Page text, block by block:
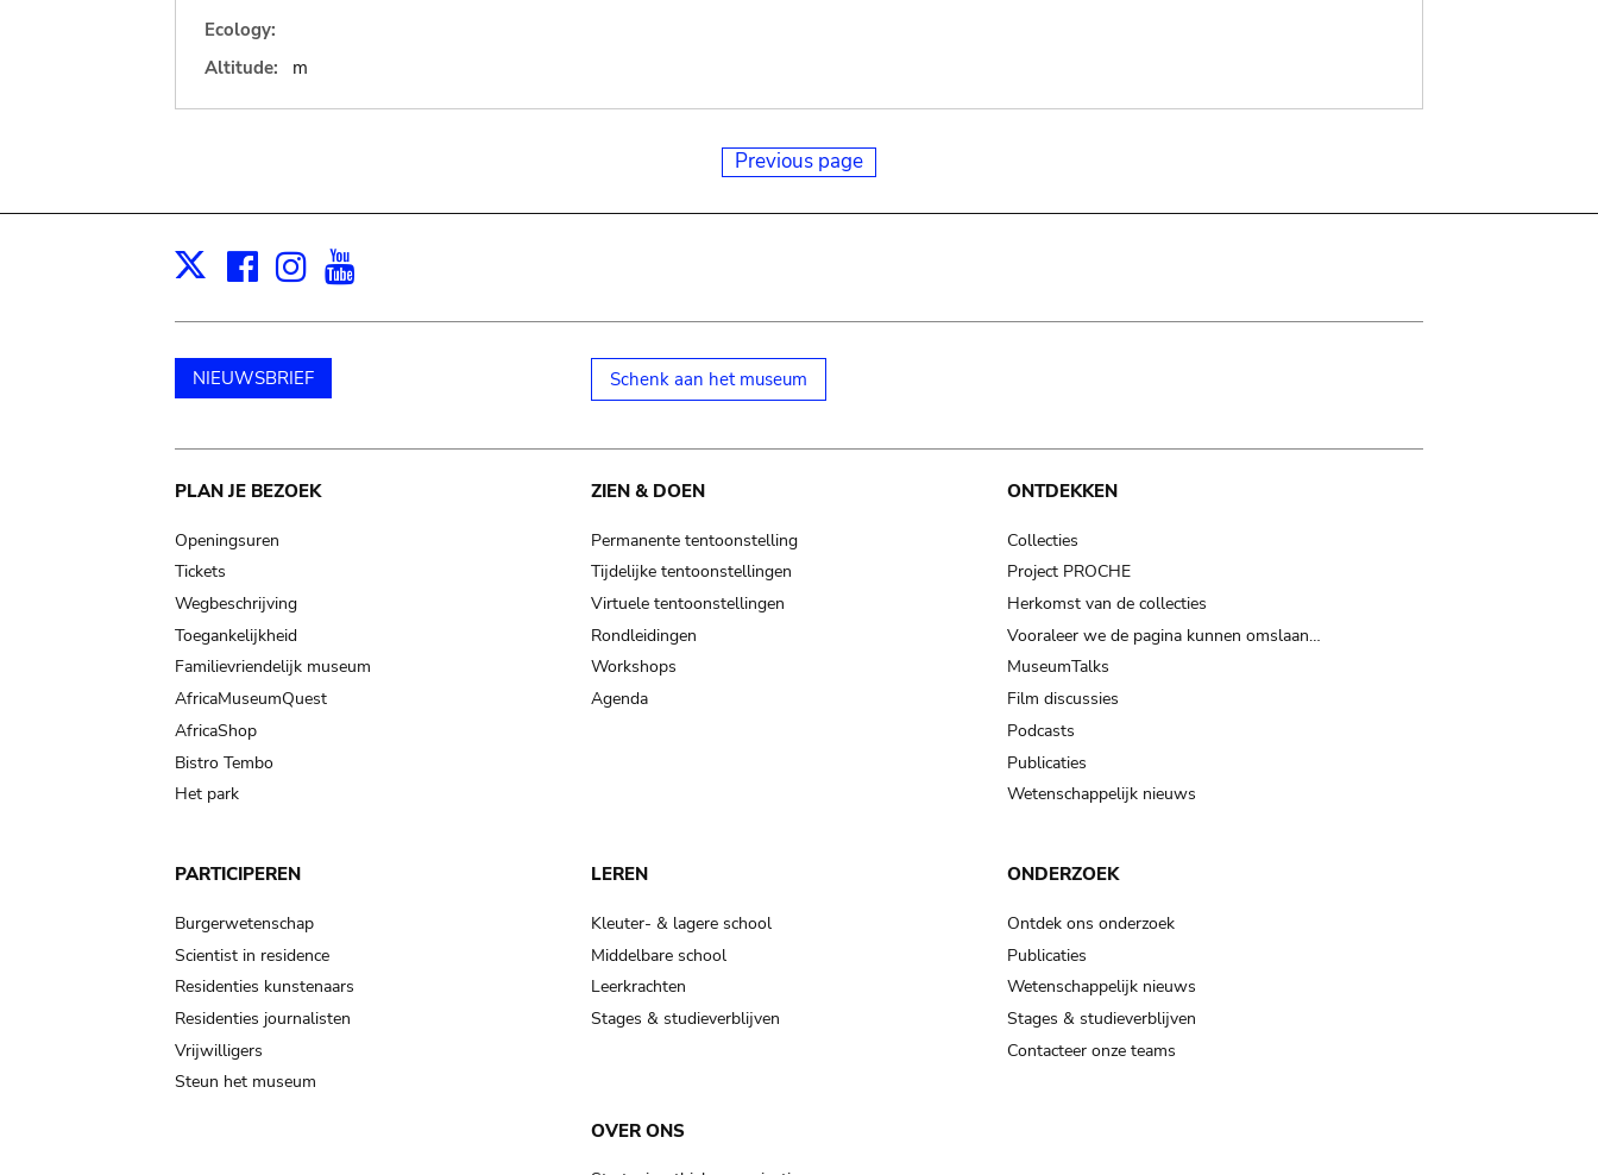
Ecology:
Altitude:
m
Previous page
X Facebook
Instagram
NIEUWSBRIEF Schenk aan het museum
Main
navigation
PLAN JE BEZOEK
Openingsuren
Tickets
Wegbeschrijving
Toegankelijkheid
Familievriendelijk museum
AfricaMuseumQuest
AfricaShop
Bistro Tembo
Het park
ZIEN & DOEN
Permanente tentoonstelling
Tijdelijke tentoonstellingen
Virtuele tentoonstellingen
Rondleidingen
Workshops
Agenda
ONTDEKKEN
Collecties
Project PROCHE
Herkomst van de collecties
Vooraleer we de pagina kunnen omslaan…
MuseumTalks
Film discussies
Podcasts
Publicaties
Wetenschappelijk nieuws
PARTICIPEREN
Burgerwetenschap
Scientist in residence
Residenties kunstenaars
Residenties journalisten
Vrijwilligers
Steun het museum
LEREN
Kleuter- & lagere school
Middelbare school
Leerkrachten
Stages & studieverblijven
ONDERZOEK
Ontdek ons onderzoek
Publicaties
Wetenschappelijk nieuws
Stages & studieverblijven
Contacteer onze teams
OVER ONS